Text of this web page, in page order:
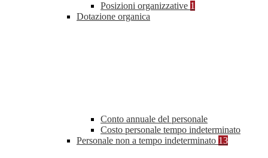
Posizioni organizzative 1
Dotazione organica
Conto annuale del personale
Costo personale tempo indeterminato
Personale non a tempo indeterminato 13